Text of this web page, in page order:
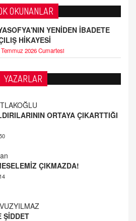
OKUNANLAR
YENİDEN İBADETE
HİKAYESİ
2026 Cumartesi
YAZARLAR ORTAYA ÇIKARTTIĞI
ÇIKMAZDA!